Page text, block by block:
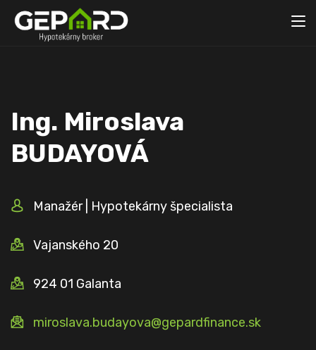
Ing. Miroslava
BUDAYOVÁ
Manažér | Hypotekárny špecialista
Vajanského 20
924 01 Galanta
miroslava.budayova@gepardfinance.sk